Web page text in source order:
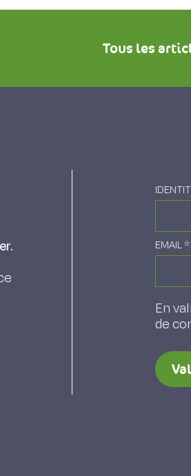
Tous les
EMAIL*
En
de